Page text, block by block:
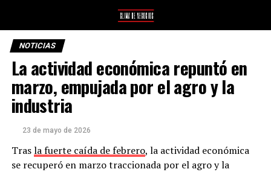
NOTICIAS
La actividad económica repuntó en
marzo, empujada por el agro y la
industria
23 de mayo de 2026
Trasla fuerte caída de febrero, la actividad económica
se recuperó en marzo traccionada por el agro y la